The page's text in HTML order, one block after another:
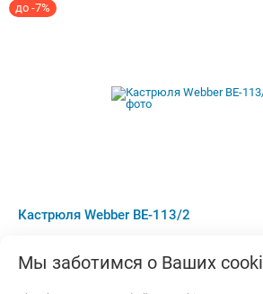
до -7%
Кастрюля Webber BE-113/2
материал:Нержавеющая сталь
Мы заботимся о Ваших